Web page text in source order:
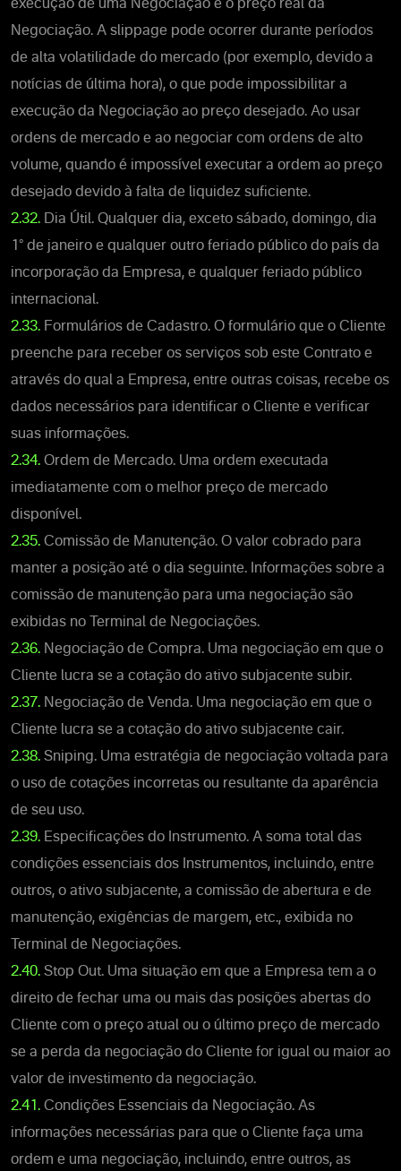
execução de uma Negociação e o preço real da
Negociação. A slippage pode ocorrer durante períodos
de alta volatilidade do mercado (por exemplo, devido a
notícias de última hora), o que pode impossibilitar a
execução da Negociação ao preço desejado. Ao usar
ordens de mercado e ao negociar com ordens de alto
volume, quando é impossível executar a ordem ao preço
desejado devido à falta de liquidez suficiente.
2.32. Dia Útil. Qualquer dia, exceto sábado, domingo, dia
1° de janeiro e qualquer outro feriado público do país da
incorporação da Empresa, e qualquer feriado público
internacional.
2.33. Formulários de Cadastro. O formulário que o Cliente
preenche para receber os serviços sob este Contrato e
através do qual a Empresa, entre outras coisas, recebe os
dados necessários para identificar o Cliente e verificar
suas informações.
2.34. Ordem de Mercado. Uma ordem executada
imediatamente com o melhor preço de mercado
disponível.
2.35. Comissão de Manutenção. O valor cobrado para
manter a posição até o dia seguinte. Informações sobre a
comissão de manutenção para uma negociação são
exibidas no Terminal de Negociações.
2.36. Negociação de Compra. Uma negociação em que o
Cliente lucra se a cotação do ativo subjacente subir.
2.37. Negociação de Venda. Uma negociação em que o
Cliente lucra se a cotação do ativo subjacente cair.
2.38. Sniping. Uma estratégia de negociação voltada para
o uso de cotações incorretas ou resultante da aparência
de seu uso.
2.39. Especificações do Instrumento. A soma total das
condições essenciais dos Instrumentos, incluindo, entre
outros, o ativo subjacente, a comissão de abertura e de
manutenção, exigências de margem, etc., exibida no
Terminal de Negociações.
2.40. Stop Out. Uma situação em que a Empresa tem a o
direito de fechar uma ou mais das posições abertas do
Cliente com o preço atual ou o último preço de mercado
se a perda da negociação do Cliente for igual ou maior ao
valor de investimento da negociação.
2.41. Condições Essenciais da Negociação. As
informações necessárias para que o Cliente faça uma
ordem e uma negociação, incluindo, entre outros, as